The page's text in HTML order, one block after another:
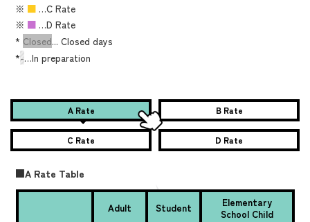
※ ■ …C Rate
※ ■ …D Rate
* Closed... Closed days
*-…In preparation
A Rate B Rate
C Rate D Rate
■A Rate Table
Adult Student
Elementary
School Child